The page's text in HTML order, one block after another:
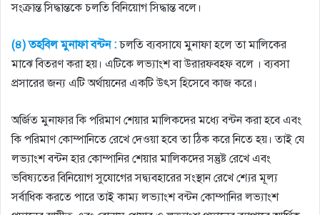
সংক্রান্ত সিদ্ধান্তকে চলতি বিনিয়ােগ সিদ্ধান্ত বলে।
(৪) তহবিল মুনাফা বন্টন : চলতি ব্যবসাযে মুনাফা হলে তা মালিকের
মাঝে বিতরণ করা হয়। এটিকে লভ্যাংশ বা উরারফবহফ বলে । ব্যবসা
প্রসারের জন্য এটি অর্থায়নের একটি উৎস হিসেবে কাজ করে।
অর্জিত মুনাফার কি পরিমাণ শেয়ার মালিকদের মধ্যে বন্টন করা হবে এবং
কি পরিমাণ কোম্পানিতে রেখে দেওয়া হবে তা ঠিক করে নিতে হয়। তাই যে
লভ্যাংশ বন্টন হার কোম্পানির শেয়ার মালিকদের সন্তুষ্ট রেখে এবং
ভবিষ্যতের বিনিয়ােগ সুযােগের সদ্ব্যবহারের সংস্থান রেখে শ্যের মূল্য
সর্বাধিক করতে পারে তাই কাম্য লভ্যাংশ বন্টন কোম্পানির লভ্যাংশ